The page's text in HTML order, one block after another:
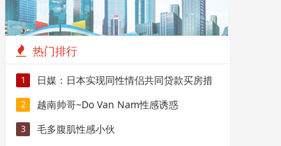
热门排行
1
日媒：日本实现同性情侣共同贷款买房措
施
2 越南帅哥~Do Van Nam性感诱惑
3 毛多腹肌性感小伙